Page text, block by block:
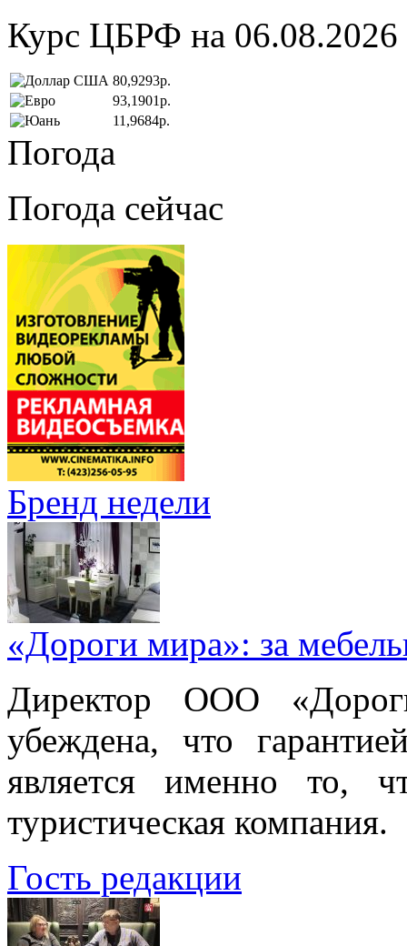
Курс ЦБРФ на 06.08.2026
80,9293р.
93,1901р.
11,9684р.
Погода
Погода сейчас
Бренд недели
«Дороги мира»: за
Директор ООО
убеждена, что
является именно то,
туристическая компания.
Гость редакции